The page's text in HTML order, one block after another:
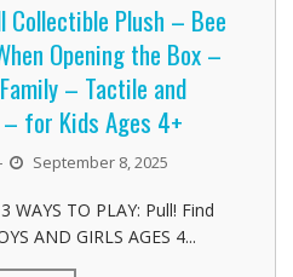
Collectible Plush – Bee
Opening the Box –
– Tactile and
for Kids Ages 4+
September 8, 2025
WAYS TO PLAY: Pull! Find
AND GIRLS AGES 4...